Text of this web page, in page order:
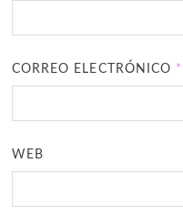
CORREO ELECTRÓNICO *
WEB